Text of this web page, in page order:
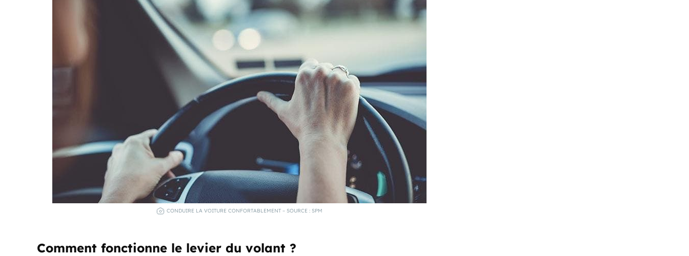
CONDUIRE LA VOITURE CONFORTABLEMENT – SOURCE : SPM
Comment fonctionne le levier du volant ?